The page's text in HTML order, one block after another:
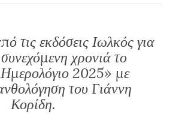
τις εκδόσεις Ιωλκός για
χρονιά το
2025» με
του Γιάννη
Κορίδη.